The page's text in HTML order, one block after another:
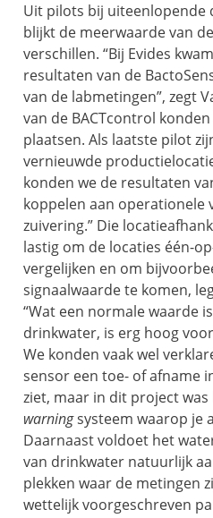
Uit pilots bij uiteenlopende
blijkt de meerwaarde van
verschillen. “Bij Evides
resultaten van de
van de labmetingen”, zegt
van de BACTcontrol
plaatsen. Als laatste pilot
vernieuwde
konden we de resultaten
koppelen aan operationele
zuivering.” Die
lastig om de locaties één-
vergelijken en om
signaalwaarde te komen,
“Wat een normale waarde
drinkwater, is erg hoog
We konden vaak wel
sensor een toe- of afname
ziet, maar in dit project was
warningsysteem waarop je
Daarnaast voldoet het
van drinkwater natuurlijk
plekken waar de metingen
wettelijk voorgeschreven